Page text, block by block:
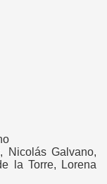
Nicolás Galvano,
la Torre, Lorena